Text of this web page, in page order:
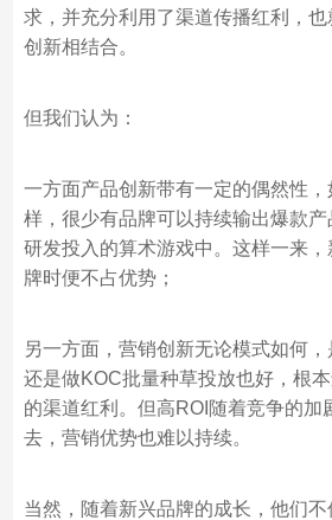
求，并充分利用了渠道传播红利，
创新相结合。
但我们认为：
一方面产品创新带有一定的偶然性
样，很少有品牌可以持续输出爆款
研发投入的算术游戏中。这样一来
牌时便不占优势；
另一方面，营销创新无论模式如何，
还是做KOC批量种草投放也好，根
的渠道红利。但高ROI随着竞争的加
去，营销优势也难以持续。
当然，随着新兴品牌的成长，他们不